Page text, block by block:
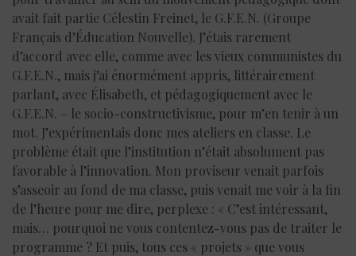
avait fait partie Célestin Freinet, le G.F.E.N. (Groupe
Français d’Éducation Nouvelle). J’étais rarement
d’accord avec elle, comme avec les vieux communistes du
G.F.E.N., mais j’ai énormément appris, littérairement
parlant, avec Élisabeth, et pédagogiquement avec le
G.F.E.N. – le socio-constructivisme, pour m’en tenir à un
mot. J’expérimentais donc mes ateliers en classe. Le
problème était que l’institution n’était absolument pas
favorable à l’innovation. Mon proviseur venait parfois
s’asseoir au fond de ma classe, puis venait me voir à la fin
de l’heure pour me dire, perplexe : « C’est intéressant,
mais… pourquoi ne vous contentez-vous pas de traiter le
programme ? Et puis, tous ces « projets » que vous